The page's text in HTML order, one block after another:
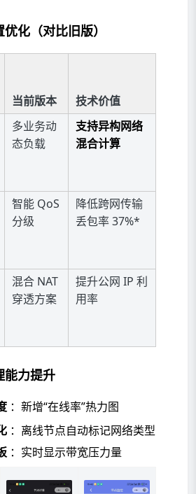
优化（对比旧版）
当前版本
技术价值
多业务动
态负载
支持异构网络
混合计算
智能 QoS
分级
降低跨网传输
丢包率 37%*
混合 NAT
穿透方案
提升公网 IP 利
用率
能力提升
：新增“在线率”热力图
：离线节点自动标记网络类型
：实时显示带宽压力量